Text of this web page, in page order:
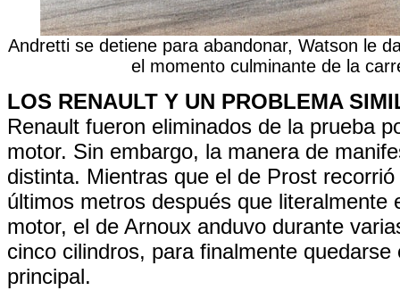
Andretti se detiene para abandonar, Watson le
el momento culminante de la
LOS RENAULT Y UN PROBLEMA
Renault fueron eliminados de la prueba
motor. Sin embargo, la manera de
distinta. Mientras que el de Prost
últimos metros después que literalmente
motor, el de Arnoux anduvo durante
cinco cilindros, para finalmente quedarse
principal.